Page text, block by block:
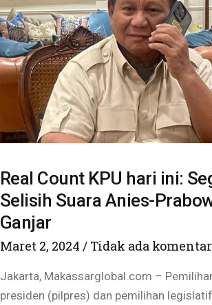
Real Count KPU hari ini:
Selisih Suara Anies-
Ganjar
Maret 2, 2024 Tidak ada komentar
Jakarta, Makassarglobal.com –
presiden (pilpres) dan pemilihan